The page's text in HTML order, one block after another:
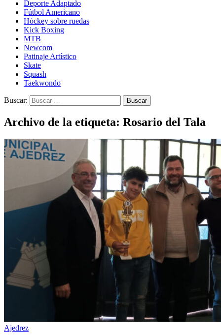
Deporte Adaptado
Fútbol Americano
Hóckey sobre ruedas
Kick Boxing
MTB
Newcom
Patinaje Artístico
Skate
Squash
Taekwondo
Buscar:
Archivo de la etiqueta: Rosario del Tala
Ajedrez